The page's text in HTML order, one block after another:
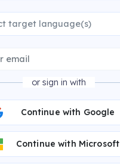
target language(s)
or sign in with
Continue with Google
Continue with Microsoft